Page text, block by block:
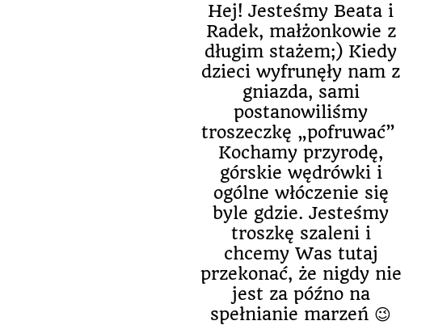
Hej! Jesteśmy Beata i
Radek, małżonkowie z
długim stażem;) Kiedy
dzieci wyfrunęły nam z
gniazda, sami
postanowiliśmy
troszeczkę „pofruwać”
Kochamy przyrodę,
górskie wędrówki i
ogólne włóczenie się
byle gdzie. Jesteśmy
troszkę szaleni i
chcemy Was tutaj
przekonać, że nigdy nie
jest za późno na
spełnianie marzeń 😉